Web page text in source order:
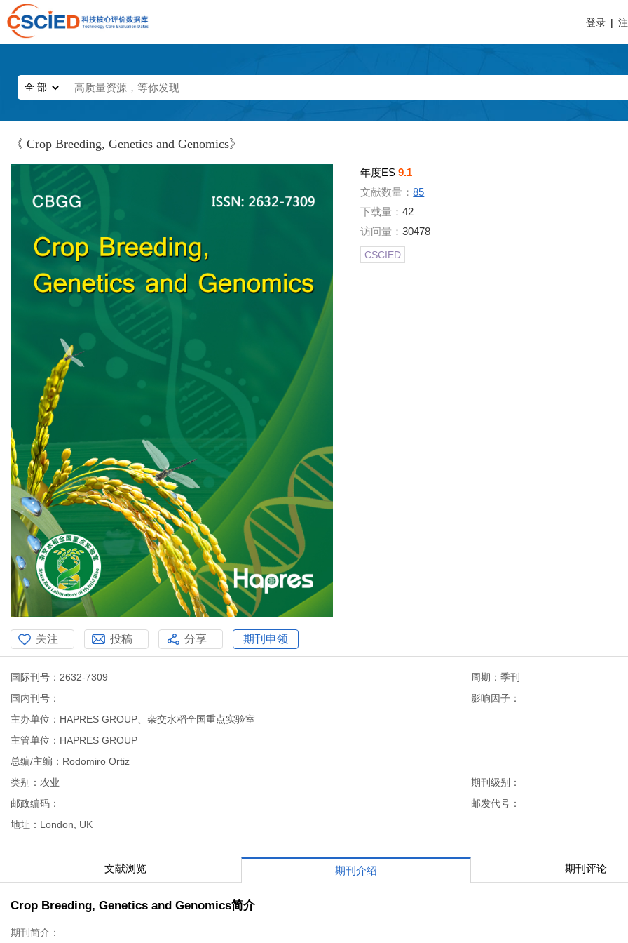
登录 |
《 Crop Breeding, Genetics and Genomics》
年度ES9.1
文献数量：85
下载量：42
访问量：30478
CSCIED
关注 投稿 分享 期刊申领
国际刊号：2632-7309
周期：季刊
国内刊号：
影响因子：
主办单位：HAPRES GROUP、杂交水稻全国重点实验室
主管单位：HAPRES GROUP
总编/主编：Rodomiro Ortiz
类别：农业
期刊级别：
邮政编码：
邮发代号：
地址：London, UK
文献浏览 期刊介绍 期刊评论
Crop Breeding, Genetics and Genomics简介
期刊简介：